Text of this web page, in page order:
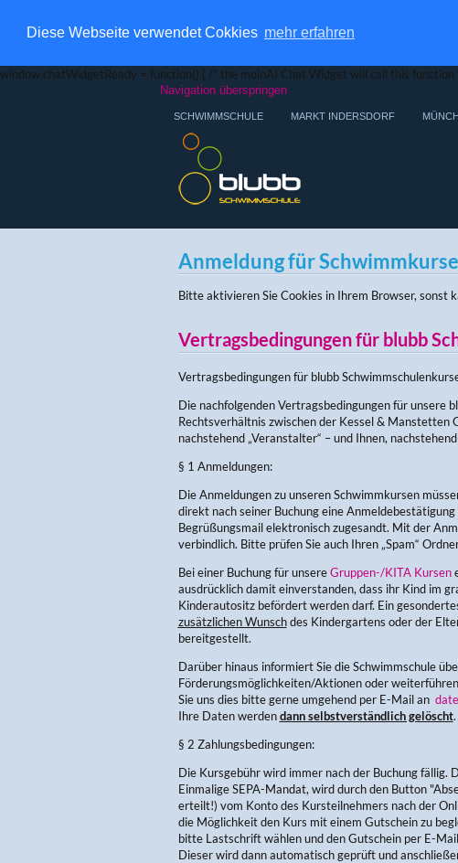
Diese Webseite verwendet Cokkies mehr erfahren
window.chatWidgetReady = function() { /* the moinAI Chat Widget will call this
Navigation überspringen
SCHWIMMSCHULE MARKT INDERSDORF
Anmeldung für
Bitte aktivieren Sie Cookies in Ihrem Browser, sonst
Vertragsbedingungen für blubb
Vertragsbedingungen für blubb
Die nachfolgenden Vertragsbedingungen für unsere
Rechtsverhältnis zwischen der Kessel &
nachstehend „Veranstalter“ – und Ihnen,
§ 1 Anmeldungen:
Die Anmeldungen zu unseren Schwimmkursen
direkt nach seiner Buchung eine
Begrüßungsmail elektronisch zugesandt. Mit der
verbindlich. Bitte prüfen Sie auch Ihren „Spam“
Bei einer Buchung für unsereGruppen-/KITA Kursen
ausdrücklich damit einverstanden, dass ihr Kind im
Kinderautositz befördert werden darf. Ein
zusätzlichen Wunschdes Kindergartens oder der
bereitgestellt.
Darüber hinaus informiert Sie die Schwimmschule
Förderungsmöglichkeiten/Aktionen oder
Sie uns dies bitte gerne umgehend per E-Mail an
Ihre Daten werdendann selbstverständlich gelöscht.
§ 2 Zahlungsbedingungen:
Die Kursgebühr wird immer nach der Buchung fällig.
Einmalige SEPA-Mandat, wird durch den Button
erteilt!) vom Konto des Kursteilnehmers nach der
die Möglichkeit den Kurs mit einem Gutschein zu
bitte Lastschrift wählen und den Gutschein per E-
Dieser wird dann automatisch geprüft und